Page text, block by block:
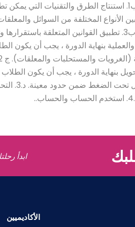
يكون الطلاب قادرين على: ب1. استنتاج الطرق
ب2. التفريق بين الأنواع المختلفة من
الوحدات
ابدأ
الأكاديميين